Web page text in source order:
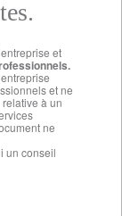
et
et ne
à un
ne
un conseil